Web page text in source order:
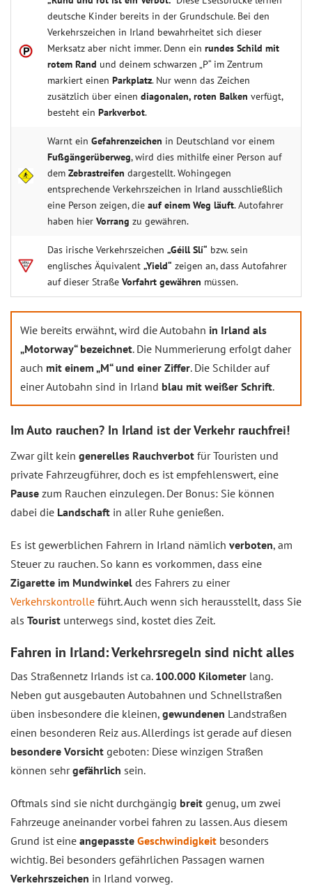
deutsche Kinder bereits in der Grundschule. Bei den
Verkehrszeichen in Irland bewahrheitet sich dieser
Merksatz aber nicht immer. Denn ein rundes Schild mit
rotem Rand und deinem schwarzen „P“ im Zentrum
markiert einen Parkplatz. Nur wenn das Zeichen
zusätzlich über einen diagonalen, roten Balken verfügt,
besteht ein Parkverbot.
Warnt ein Gefahrenzeichen in Deutschland vor einem
Fußgängerüberweg, wird dies mithilfe einer Person auf
dem Zebrastreifen dargestellt. Wohingegen
entsprechende Verkehrszeichen in Irland ausschließlich
eine Person zeigen, die auf einem Weg läuft. Autofahrer
haben hier Vorrang zu gewähren.
Das irische Verkehrszeichen „Géill Slí“ bzw. sein
englisches Äquivalent „Yield“ zeigen an, dass Autofahrer
auf dieser Straße Vorfahrt gewähren müssen.
Wie bereits erwähnt, wird die Autobahn in Irland als
„Motorway“ bezeichnet. Die Nummerierung erfolgt daher
auch mit einem „M“ und einer Ziffer. Die Schilder auf
einer Autobahn sind in Irland blau mit weißer Schrift.
Im Auto rauchen? In Irland ist der Verkehr rauchfrei!
Zwar gilt kein generelles Rauchverbot für Touristen und
private Fahrzeugführer, doch es ist empfehlenswert, eine
Pause zum Rauchen einzulegen. Der Bonus: Sie können
dabei die Landschaft in aller Ruhe genießen.
Es ist gewerblichen Fahrern in Irland nämlich verboten, am
Steuer zu rauchen. So kann es vorkommen, dass eine
Zigarette im Mundwinkel des Fahrers zu einer
Verkehrskontrolle führt. Auch wenn sich herausstellt, dass Sie
als Tourist unterwegs sind, kostet dies Zeit.
Fahren in Irland: Verkehrsregeln sind nicht alles
Das Straßennetz Irlands ist ca. 100.000 Kilometer lang.
Neben gut ausgebauten Autobahnen und Schnellstraßen
üben insbesondere die kleinen, gewundenen Landstraßen
einen besonderen Reiz aus. Allerdings ist gerade auf diesen
besondere Vorsicht geboten: Diese winzigen Straßen
können sehrgefährlich sein.
Oftmals sind sie nicht durchgängig breit genug, um zwei
Fahrzeuge aneinander vorbei fahren zu lassen. Aus diesem
Grund ist eine angepasste Geschwindigkeit besonders
wichtig. Bei besonders gefährlichen Passagen warnen
Verkehrszeichen in Irland vorweg.